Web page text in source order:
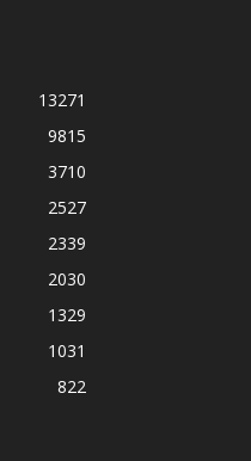
13271
9815
3710
2527
2339
2030
1329
1031
822